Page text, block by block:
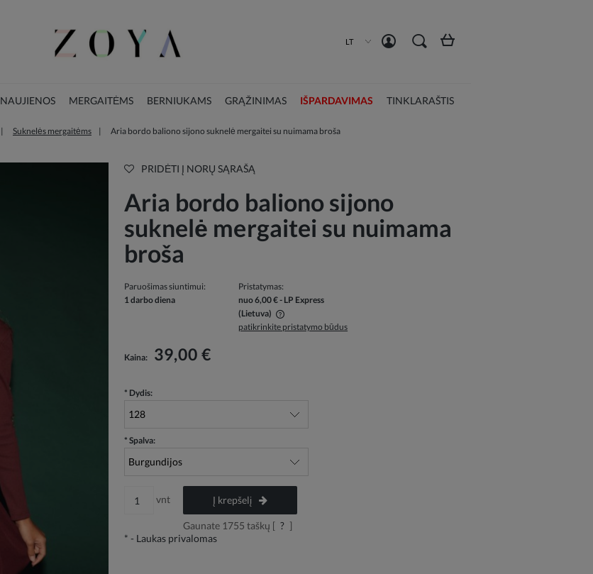
LT
NAUJIENOS MERGAITĖMS BERNIUKAMS GRĄŽINIMAS IŠPARDAVIMAS TINKLARAŠTIS
Suknelės mergaitėms Aria bordo baliono sijono suknelė mergaitei su nuimama broša
PRIDĖTI Į NORŲ SĄRAŠĄ
Aria bordo baliono sijono
suknelė mergaitei su nuimama
broša
Paruošimas siuntimui:
1 darbo diena
Pristatymas:
nuo 6,00 €- LP Express
(Lietuva)
išlaidos
patikrinkite pristatymo būdus
Kaina: 39,00 €
* Dydis:
* Spalva:
vnt Į krepšelį
Gaunate 1755 taškų [ ? ]
* - Laukas privalomas